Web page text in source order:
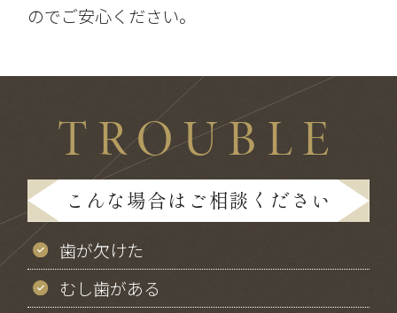
のでご安心ください。
TROUBLE
こんな場合はご相談ください
歯が欠けた
むし歯がある